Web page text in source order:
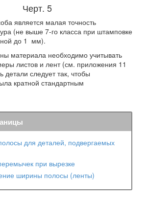
Черт. 5
является малая точность
(не выше 7-го класса при штамповке
до 1 мм).
материала необходимо учитывать
листов и лент (см. приложения 11
следует так, чтобы
кратной стандартным
для деталей, подвергаемых
при вырезке
ширины полосы (ленты)